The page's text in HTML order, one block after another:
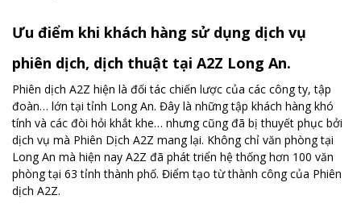
Ưu điểm khi khách hàng sử dụng dịch vụ
phiên dịch, dịch thuật tại A2Z Long An.
Phiên dịch A2Z hiện là đối tác chiến lược của các công ty, tập
đoàn… lớn tại tỉnh Long An. Đây là những tập khách hàng khó
tính và các đòi hỏi khắt khe… nhưng cũng đã bị thuyết phục bởi
dịch vụ mà Phiên Dịch A2Z mang lại. Không chỉ văn phòng tại
Long An mà hiện nay A2Z đã phát triển hệ thống hơn 100 văn
phòng tại 63 tỉnh thành phố. Điểm tạo từ thành công của Phiên
dịch A2Z.